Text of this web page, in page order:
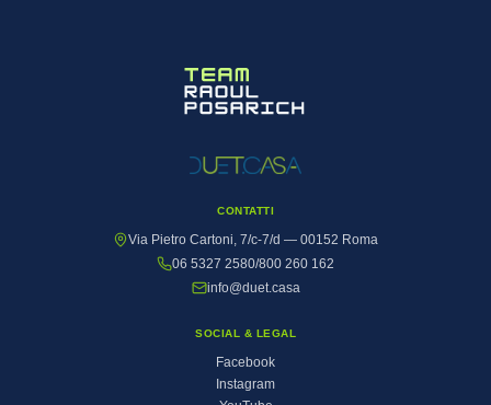
CONTATTI
Via Pietro Cartoni, 7/c-7/d — 00152 Roma
06 5327 2580/800 260 162
info@duet.casa
SOCIAL & LEGAL
Facebook
Instagram